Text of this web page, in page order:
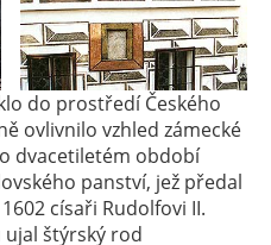
do prostředí Českého
ovlivnilo vzhled zámecké
dvacetiletém období
panství, jež předal
císaři Rudolfovi II.
štýrský rod